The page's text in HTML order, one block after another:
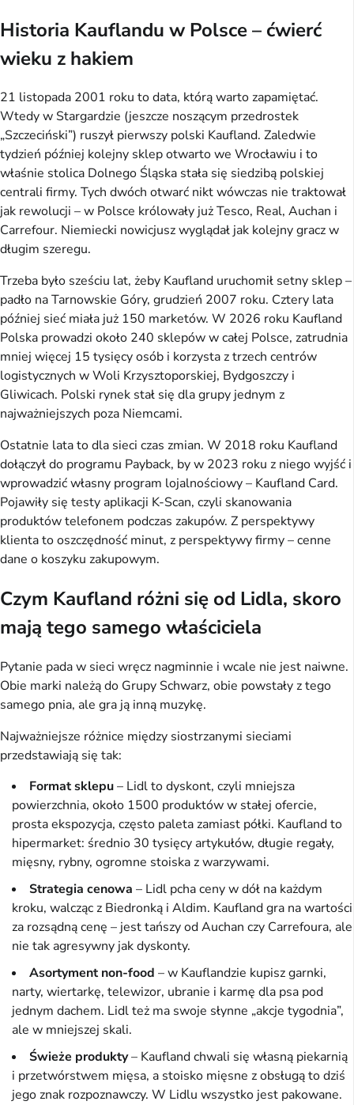
Historia Kauflandu w Polsce – ćwierć
wieku z hakiem
21 listopada 2001 roku to data, którą warto zapamiętać.
Wtedy w Stargardzie (jeszcze noszącym przedrostek
„Szczeciński”) ruszył pierwszy polski Kaufland. Zaledwie
tydzień później kolejny sklep otwarto we Wrocławiu i to
właśnie stolica Dolnego Śląska stała się siedzibą polskiej
centrali firmy. Tych dwóch otwarć nikt wówczas nie traktował
jak rewolucji – w Polsce królowały już Tesco, Real, Auchan i
Carrefour. Niemiecki nowicjusz wyglądał jak kolejny gracz w
długim szeregu.
Trzeba było sześciu lat, żeby Kaufland uruchomił setny sklep –
padło na Tarnowskie Góry, grudzień 2007 roku. Cztery lata
później sieć miała już 150 marketów. W 2026 roku Kaufland
Polska prowadzi około 240 sklepów w całej Polsce, zatrudnia
mniej więcej 15 tysięcy osób i korzysta z trzech centrów
logistycznych w Woli Krzysztoporskiej, Bydgoszczy i
Gliwicach. Polski rynek stał się dla grupy jednym z
najważniejszych poza Niemcami.
Ostatnie lata to dla sieci czas zmian. W 2018 roku Kaufland
dołączył do programu Payback, by w 2023 roku z niego wyjść i
wprowadzić własny program lojalnościowy – Kaufland Card.
Pojawiły się testy aplikacji K-Scan, czyli skanowania
produktów telefonem podczas zakupów. Z perspektywy
klienta to oszczędność minut, z perspektywy firmy – cenne
dane o koszyku zakupowym.
Czym Kaufland różni się od Lidla, skoro
mają tego samego właściciela
Pytanie pada w sieci wręcz nagminnie i wcale nie jest naiwne.
Obie marki należą do Grupy Schwarz, obie powstały z tego
samego pnia, ale gra ją inną muzykę.
Najważniejsze różnice między siostrzanymi sieciami
przedstawiają się tak:
Format sklepu– Lidl to dyskont, czyli mniejsza
powierzchnia, około 1500 produktów w stałej ofercie,
prosta ekspozycja, często paleta zamiast półki. Kaufland to
hipermarket: średnio 30 tysięcy artykułów, długie regały,
mięsny, rybny, ogromne stoiska z warzywami.
Strategia cenowa – Lidl pcha ceny w dół na każdym
kroku, walcząc z Biedronką i Aldim. Kaufland gra na wartości
za rozsądną cenę – jest tańszy od Auchan czy Carrefoura, ale
nie tak agresywny jak dyskonty.
Asortyment non-food – w Kauflandzie kupisz garnki,
narty, wiertarkę, telewizor, ubranie i karmę dla psa pod
jednym dachem. Lidl też ma swoje słynne „akcje tygodnia”,
ale w mniejszej skali.
Świeże produkty– Kaufland chwali się własną piekarnią
i przetwórstwem mięsa, a stoisko mięsne z obsługą to dziś
jego znak rozpoznawczy. W Lidlu wszystko jest pakowane.